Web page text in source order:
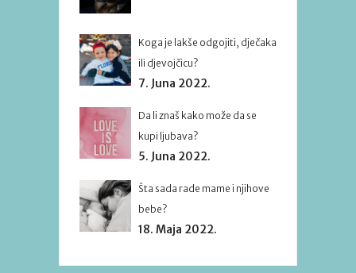
Koga je lakše odgojiti, dječaka
ili djevojčicu?
7. Juna 2022.
Da li znaš kako može da se
kupi ljubava?
5. Juna 2022.
Šta sada rade mame i njihove
bebe?
18. Maja 2022.